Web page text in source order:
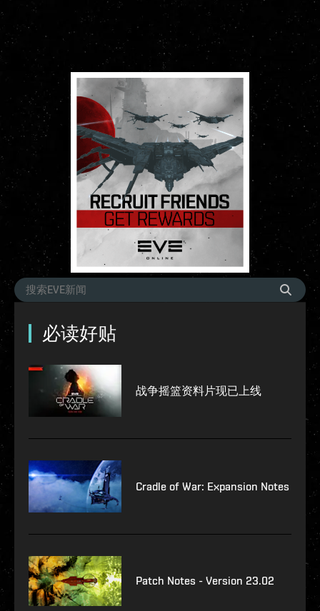
必读好贴
战争摇篮资料片现已上线
Cradle of War: Expansion Notes
Patch Notes - Version 23.02